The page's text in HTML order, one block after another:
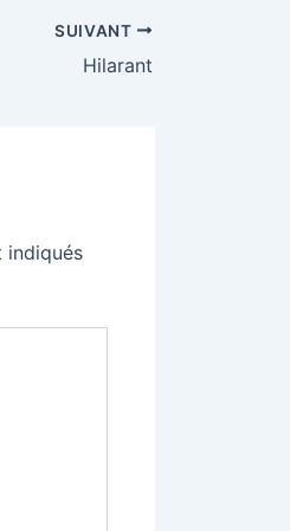
SUIVANT
Hilarant
indiqués